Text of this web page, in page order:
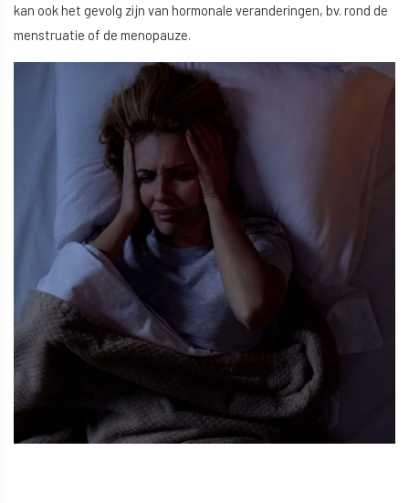
kan ook het gevolg zijn van hormonale veranderingen, bv. rond de
menstruatie of de menopauze.